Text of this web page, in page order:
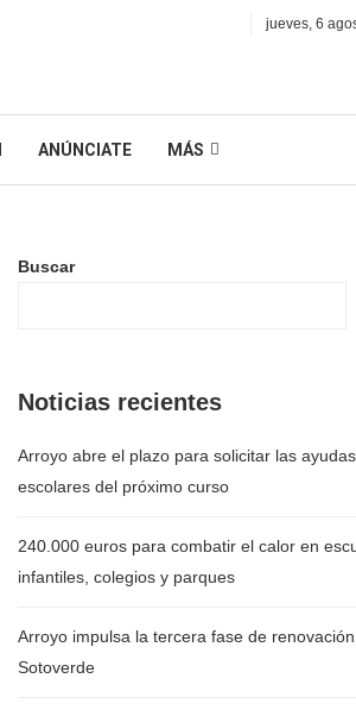
jueves, 6
ANÚNCIATE MÁS
Buscar
Noticias recientes
Arroyo abre el plazo para solicitar las ayudas
escolares del próximo curso
240.000 euros para combatir el calor en
infantiles, colegios y parques
Arroyo impulsa la tercera fase de
Sotoverde